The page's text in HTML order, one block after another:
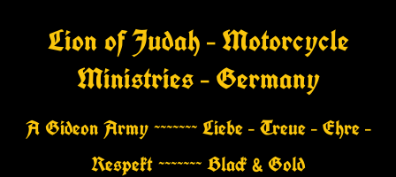
springenLion of Judah – Motorcycle
Ministries – Germany
A Gideon Army ~~~~~~~ Liebe – Treue – Ehre –
Respekt ~~~~~~~ Black & Gold